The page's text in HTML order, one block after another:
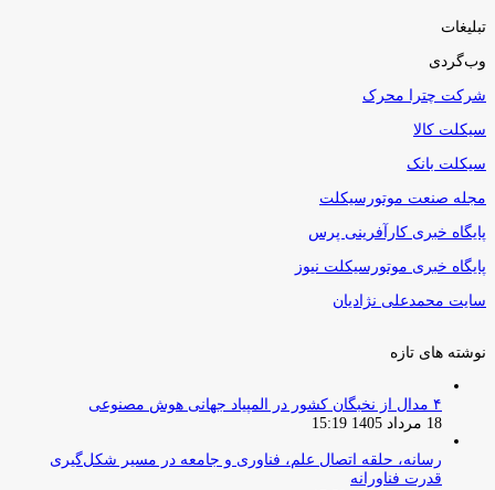
تبلیغات
وب‌گردی
شرکت چترا محرک
سیکلت کالا
سیکلت بانک
مجله صنعت موتورسیکلت
پایگاه خبری کارآفرینی پرس
پایگاه خبری موتورسیکلت نیوز
سایت محمدعلی نژادیان
نوشته های تازه
۴ مدال از نخبگان کشور در المپیاد جهانی هوش مصنوعی
18 مرداد 1405 15:19
رسانه، حلقه اتصال علم، فناوری و جامعه در مسیر شکل‌گیری
قدرت فناورانه